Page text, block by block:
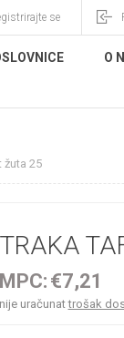
se
O
žuta 25
TRAKA
MPC: €7,21
nije uračunattrošak